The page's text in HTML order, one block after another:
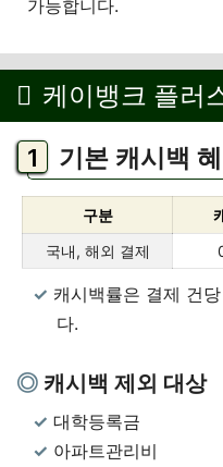
가능합니다.
케이뱅크 플러
기본 캐시백
구분
국내, 해외 결제
캐시백률은 결제 건
다.
캐시백 제외 대상
대학등록금
아파트관리비